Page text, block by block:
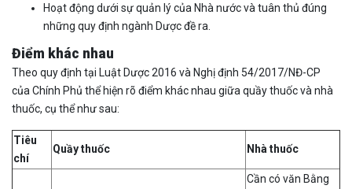
Hoạt động dưới sự quản lý của Nhà nước và tuân thủ đúng
những quy định ngành Dược đề ra.
Điểm khác nhau
Theo quy định tại Luật Dược 2016 và Nghị định 54/2017/NĐ-CP
của Chính Phủ thể hiện rõ điểm khác nhau giữa quầy thuốc và nhà
thuốc, cụ thể như sau:
Tiêu
chí
Quầy thuốc Nhà thuốc
Cần có văn Bằng